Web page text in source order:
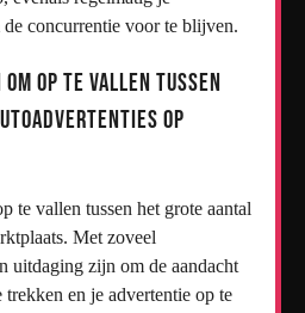
concurrentie voor te blijven.
op te vallen tussen
op
te vallen tussen het grote aantal
Met zoveel
uitdaging zijn om de aandacht
en je advertentie op te